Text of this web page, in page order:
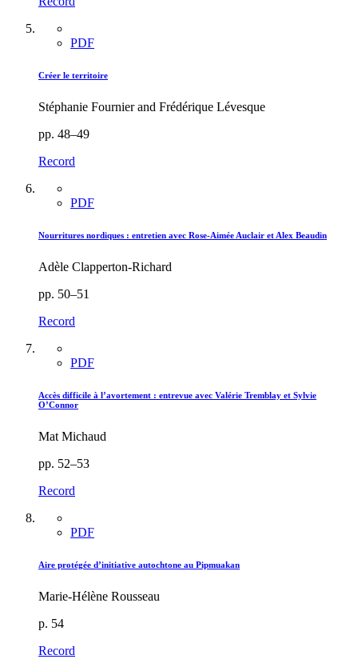
PDF
Créer le territoire
Stéphanie Fournier and Frédérique Lévesque
pp. 48–49
Record
PDF
Nourritures nordiques : entretien avec Rose-Aimée Auclair et Alex Beaudin
Adèle Clapperton-Richard
pp. 50–51
Record
PDF
Accès difficile à l’avortement : entrevue avec Valérie Tremblay et Sylvie
O’Connor
Mat Michaud
pp. 52–53
Record
PDF
Aire protégée d’initiative autochtone au Pipmuakan
Marie-Hélène Rousseau
p. 54
Record